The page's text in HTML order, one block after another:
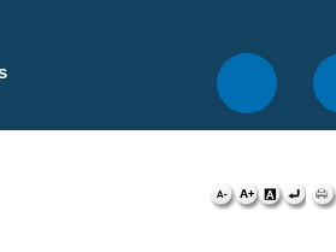
navigation optimale.